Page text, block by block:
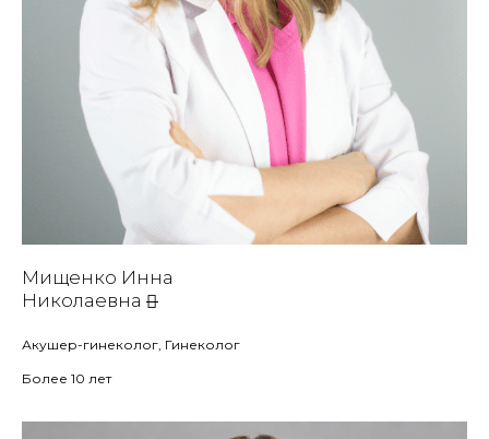
Мищенко Инна
Николаевна
Акушер-гинеколог, Гинеколог
Более 10 лет